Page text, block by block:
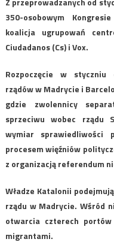
350-osobowym
koalicja ugrupowań
Ciudadanos (Cs) i Vox.
Rozpoczęcie w styczniu
rządów w Madrycie i
gdzie zwolennicy
sprzeciwu wobec rządu
wymiar sprawiedliwości
procesem więźniów
z organizacją referendum
Władze Katalonii
rządu w Madrycie. Wśród
otwarcia czterech
migrantami.